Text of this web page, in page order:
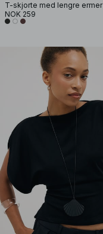
T-skjorte med lengre ermer
NOK 259